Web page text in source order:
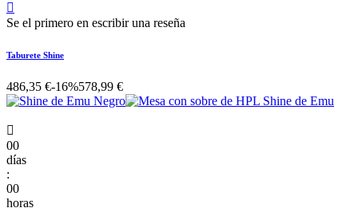

Se el primero en escribir una reseña
Taburete Shine
486,35 €-16%578,99 €

00
días
:
00
horas